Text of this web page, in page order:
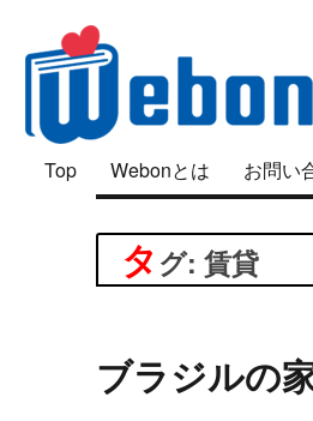
Webon（ウェボ
「好き」は面白い
Top Webonとは お問い
タ グ: 賃貸
ブラジルの